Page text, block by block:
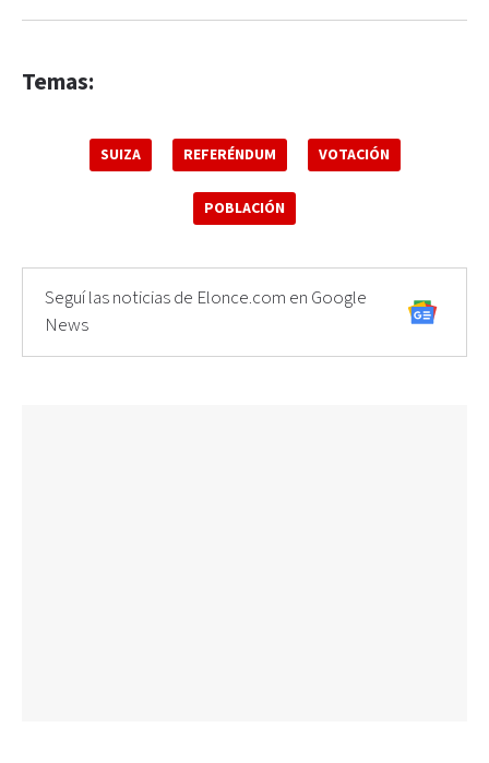
Temas:
SUIZA REFERÉNDUM VOTACIÓN
POBLACIÓN
Seguí las noticias de Elonce.com en Google
News